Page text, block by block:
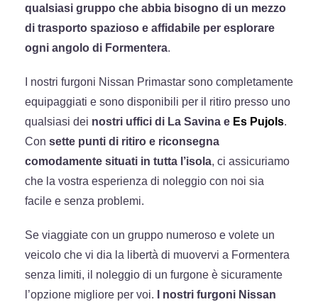
qualsiasi gruppo che abbia bisogno di un mezzo
di trasporto spazioso e affidabile per esplorare
ogni angolo di Formentera.
I nostri furgoni Nissan Primastar sono completamente
equipaggiati e sono disponibili per il ritiro presso uno
qualsiasi dei nostri uffici di La Savina e Es Pujols.
Con sette punti di ritiro e riconsegna
comodamente situati in tutta l’isola, ci assicuriamo
che la vostra esperienza di noleggio con noi sia
facile e senza problemi.
Se viaggiate con un gruppo numeroso e volete un
veicolo che vi dia la libertà di muovervi a Formentera
senza limiti, il noleggio di un furgone è sicuramente
l’opzione migliore per voi. I nostri furgoni Nissan